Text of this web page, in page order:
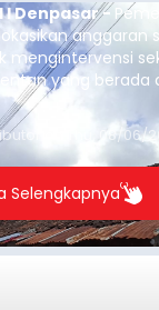
I Denpasar -
anggaran
mengintervensi
yang
strategis
yang
6 tersebut agar
miskin.
Thu, 08/06/
Selengkapnya